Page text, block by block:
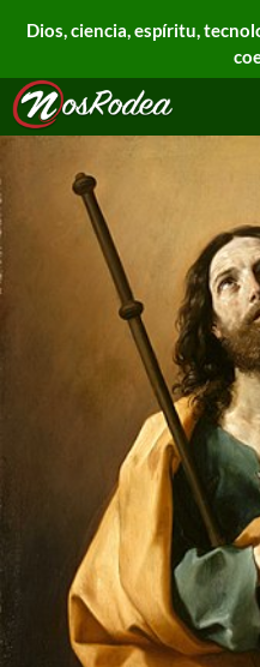
Dios, ciencia, espíritu,
Nos Rodea
Search